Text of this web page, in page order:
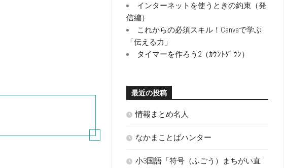
インターネットを使うときの約束（発
信編）
これからの必須スキル！Canvaで学ぶ
「伝える力」
タイマーを作ろう2（ｶｳﾝﾄﾀﾞｳﾝ）
最近の投稿
情報まとめ名人
なかまことばハンター
小3国語「符号（ふごう）まちがい直